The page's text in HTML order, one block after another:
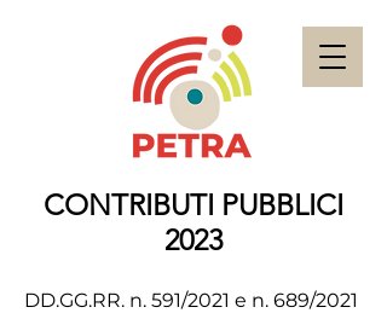
CONTRIBUTI PUBBLICI
2023
DD.GG.RR. n. 591/2021 e n. 689/2021